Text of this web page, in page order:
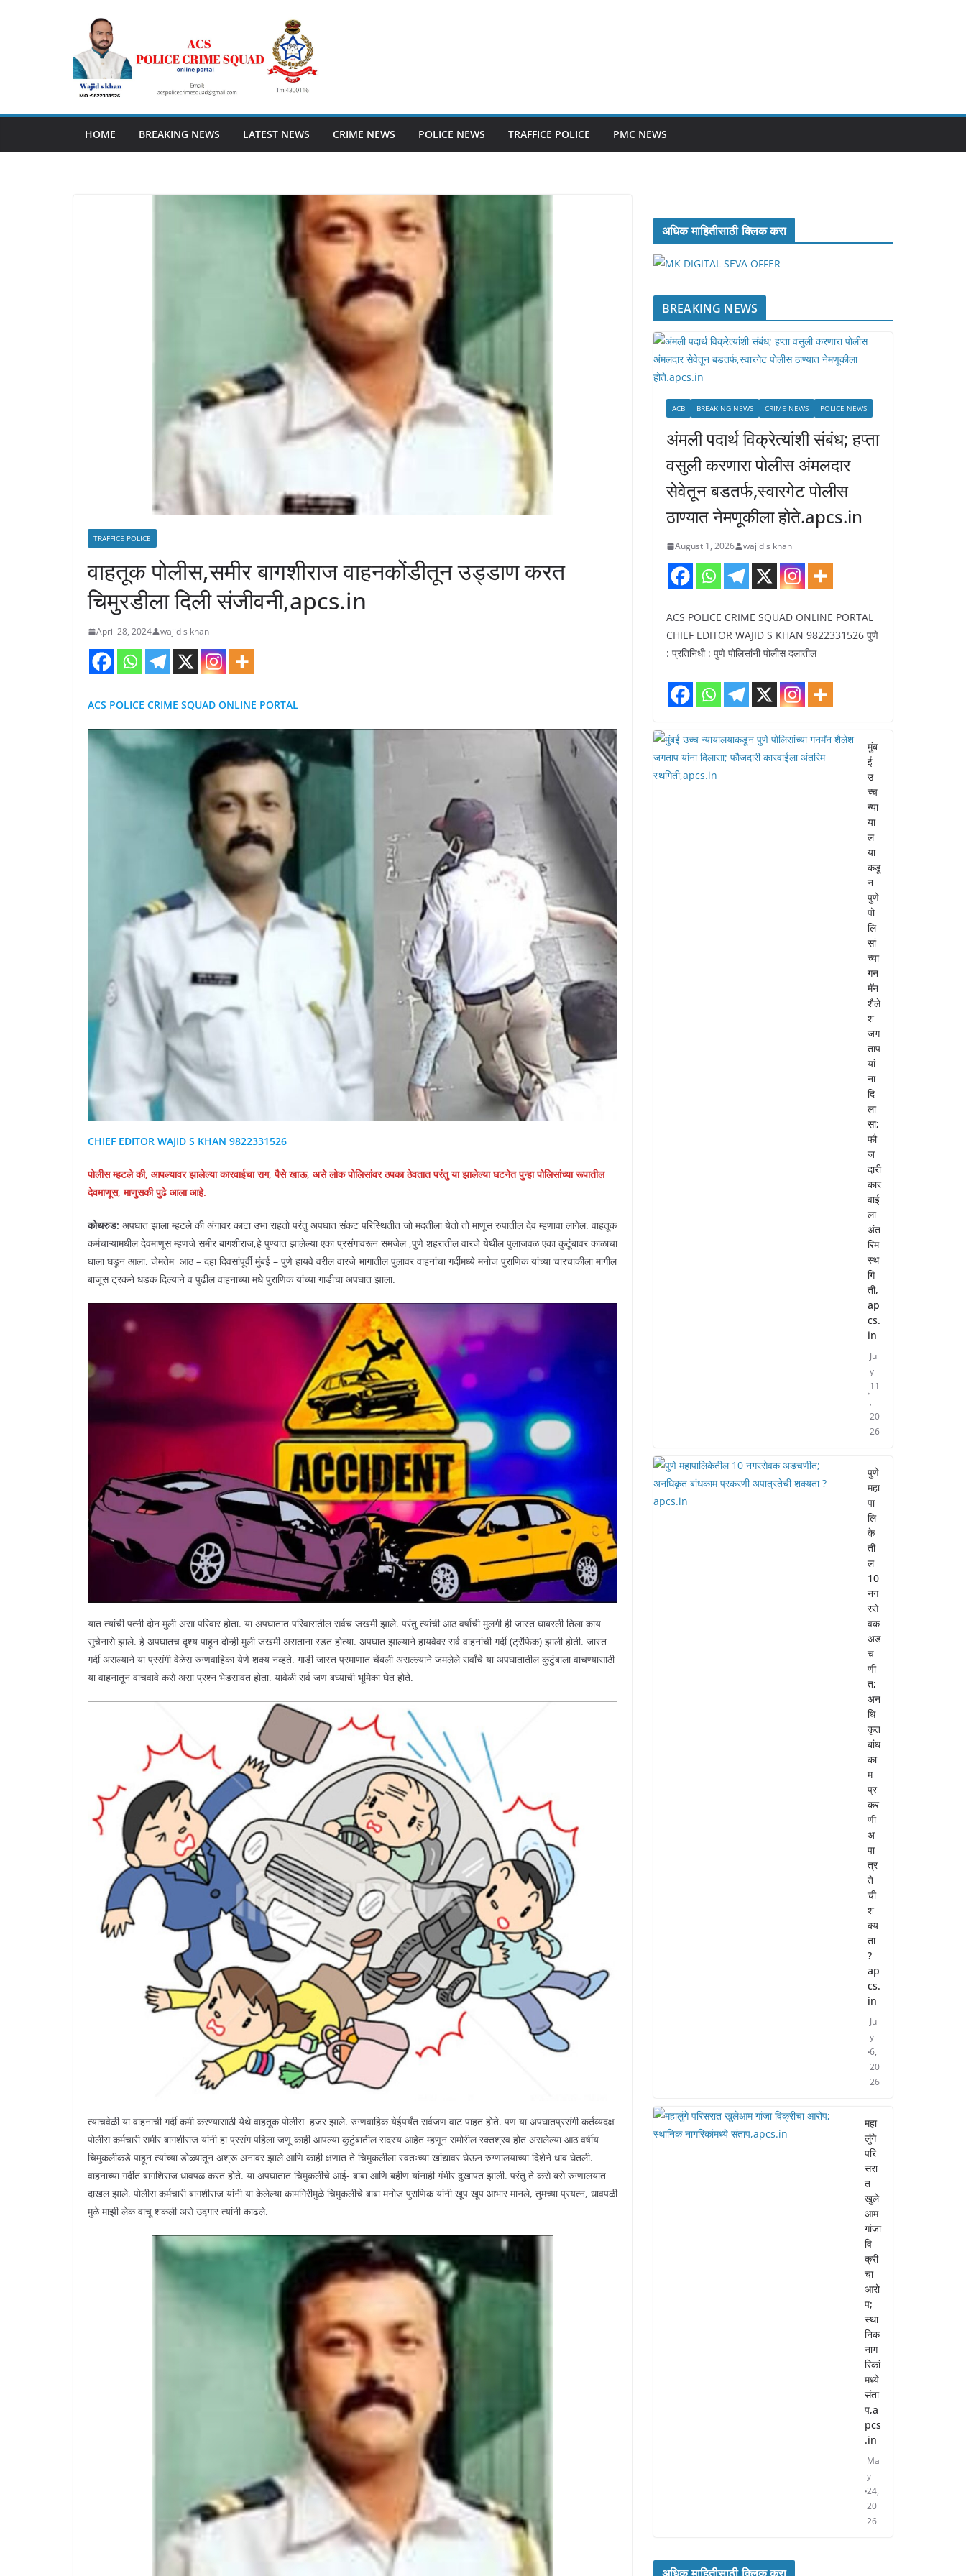
HOME BREAKING NEWS LATEST NEWS CRIME NEWS POLICE NEWS TRAFFICE POLICE PMC NEWS
TRAFFICE POLICE
वाहतूक पोलीस,समीर बागशीराज वाहनकोंडीतून उड्डाण करत
चिमुरडीला दिली संजीवनी,apcs.in
April 28, 2024 wajid s khan
ACS POLICE CRIME SQUAD ONLINE PORTAL
CHIEF EDITOR WAJID S KHAN 9822331526
पोलीस म्हटले की, आपल्यावर झालेल्या कारवाईचा राग, पैसे खाऊ, असे लोक पोलिसांवर ठपका ठेवतात परंतु या झालेल्या घटनेत पुन्हा पोलिसांच्या रूपातील
देवमाणूस, माणुसकी पुढे आला आहे.
कोथरुड: अपघात झाला म्हटले की अंगावर काटा उभा राहतो परंतु अपघात संकट परिस्थितीत जो मदतीला येतो तो माणूस रुपातील देव म्हणावा लागेल. वाहतूक
कर्मचाऱ्यामधील देवमाणूस म्हणजे समीर बागशीराज,हे पुण्यात झालेल्या एका प्रसंगावरून समजेल ,पुणे शहरातील वारजे येथील पुलाजवळ एका कुटूंबावर काळाचा
घाला घडून आला. जेमतेम आठ – दहा दिवसांपूर्वी मुंबई – पुणे हायवे वरील वारजे भागातील पुलावर वाहनांचा गर्दीमध्ये मनोज पुराणिक यांच्या चारचाकीला मागील
बाजूस ट्रकने धडक दिल्याने व पुढील वाहनाच्या मधे पुराणिक यांच्या गाडीचा अपघात झाला.
यात त्यांची पत्नी दोन मुली असा परिवार होता. या अपघातात परिवारातील सर्वच जखमी झाले. परंतु त्यांची आठ वर्षाची मुलगी ही जास्त घाबरली तिला काय
सुचेनासे झाले. हे अपघातच दृश्य पाहून दोन्ही मुली जखमी असताना रडत होत्या. अपघात झाल्याने हायवेवर सर्व वाहनांची गर्दी (ट्रॅफिक) झाली होती. जास्त
गर्दी असल्याने या प्रसंगी वेळेस रुग्णवाहिका येणे शक्य नव्हते. गाडी जास्त प्रमाणात चेंबली असल्ल्याने जमलेले सर्वांचे या अपघातातील कुटुंबाला वाचण्यासाठी
या वाहनातून वाचवावे कसे असा प्रश्न भेडसावत होता. यावेळी सर्व जण बघ्याची भूमिका घेत होते.
त्याचवेळी या वाहनाची गर्दी कमी करण्यासाठी येथे वाहतूक पोलीस हजर झाले. रुग्णवाहिक येईपर्यंत सर्वजण वाट पाहत होते. पण या अपघातप्रसंगी कर्तव्यदक्ष
पोलीस कर्मचारी समीर बागशीराज यांनी हा प्रसंग पहिला जणू काही आपल्या कुटुंबातील सदस्य आहेत म्हणून समोरील रक्तश्रव होत असलेल्या आठ वर्षीय
चिमुकलीकडे पाहून त्यांच्या डोळ्यातून अश्रू अनावर झाले आणि काही क्षणात ते चिमुकलीला स्वतःच्या खांद्यावर घेऊन रुग्णालयाच्या दिशेने धाव घेतली.
वाहनाच्या गर्दीत बागशिराज धावपळ करत होते. या अपघातात चिमुकलीचे आई- बाबा आणि बहीण यांनाही गंभीर दुखापत झाली. परंतु ते कसे बसे रुग्णालयात
दाखल झाले. पोलीस कर्मचारी बागशीराज यांनी या केलेल्या कामगिरीमुळे चिमुकलीचे बाबा मनोज पुराणिक यांनी खूप खूप आभार मानले, तुमच्या प्रयत्न, धावपळी
मुळे माझी लेक वाचू शकली असे उद्गार त्यांनी काढले.
अधिक माहितीसाठी क्लिक करा
BREAKING NEWS
ACB BREAKING NEWS CRIME NEWS POLICE NEWS
अंमली पदार्थ विक्रेत्यांशी संबंध; हप्ता
वसुली करणारा पोलीस अंमलदार
सेवेतून बडतर्फ,स्वारगेट पोलीस
ठाण्यात नेमणूकीला होते.apcs.in
August 1, 2026 wajid s khan
ACS POLICE CRIME SQUAD ONLINE PORTAL
CHIEF EDITOR WAJID S KHAN 9822331526 पुणे
: प्रतिनिधी : पुणे पोलिसांनी पोलीस दलातील
मुंब
ई
उ
च्च
न्या
या
ल
या
कडू
न
पुणे
पो
लि
सां
च्या
गन
मॅन
शैले
श
जग
ताप
यां
ना
दि
ला
सा;
फौ
ज
दारी
कार
वाई
ला
अंत
रिम
स्थ
गि
ती,
ap
cs.
in
Jul
y
11
,
20
26
पुणे
महा
पा
लि
के
ती
ल
10
नग
रसे
वक
अड
च
णी
त;
अन
धि
कृत
बांध
का
म
प्र
कर
णी
अ
पा
त्र
ते
ची
श
क्य
ता
?
ap
cs.
in
Jul
y
6,
20
26
महा
लुंगे
परि
सरा
त
खुले
आम
गांजा
वि
क्री
चा
आरो
प;
स्था
निक
नाग
रिकां
मध्ये
संता
प,a
pcs
.in
Ma
y
24,
20
26